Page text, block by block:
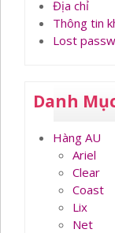
Địa chỉ
Thông tin
Lost
Danh
Hàng AU
Ariel
Clear
Coast
Lix
Net